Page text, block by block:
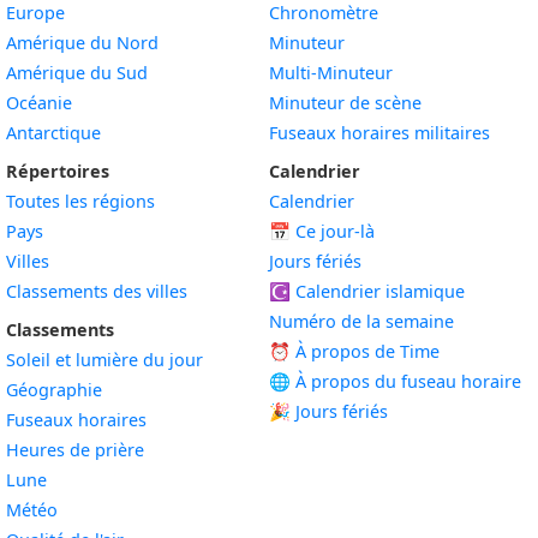
Europe
Amérique du Nord
Amérique du Sud
Océanie
Antarctique
Répertoires
Toutes les régions
Pays
Villes
Classements des villes
Classements
Soleil et lumière du jour
Géographie
Fuseaux horaires
Heures de prière
Lune
Météo
Chronomètre
Minuteur
Multi-Minuteur
Minuteur de scène
Fuseaux horaires militaires
Calendrier
Calendrier
📅 Ce jour-là
Jours fériés
☪️ Calendrier islamique
Numéro de la semaine
⏰ À propos de Time
🌐 À propos du fuseau horaire
🎉 Jours fériés